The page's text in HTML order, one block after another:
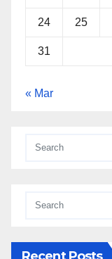
24 25
31
« Mar